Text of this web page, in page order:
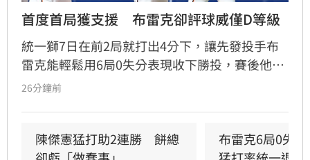
首度首局獲支援　布雷克卻評球威僅D等級
統一獅7日在前2局就打出4分下，讓先發投手布
雷克能輕鬆用6局0失分表現收下勝投，賽後他也
表示今晚投球特別輕鬆，但反而檢討自己的投球
26分鐘前
陳傑憲猛打助2連勝　餅總
布雷克6局0失